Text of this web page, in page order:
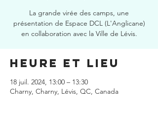
La grande virée des camps, une
présentation de Espace DCL (L'Anglicane)
en collaboration avec la Ville de Lévis.
Heure et lieu
18 juil. 2024, 13:00 – 13:30
Charny, Charny, Lévis, QC, Canada